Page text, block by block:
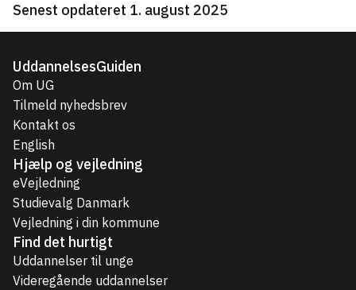
Senest opdateret 1. august 2025
UddannelsesGuiden
Om UG
Tilmeld nyhedsbrev
Kontakt os
English
Hjælp og vejledning
eVejledning
Studievalg Danmark
Vejledning i din kommune
Find det hurtigt
Uddannelser til unge
Videregående uddannelser